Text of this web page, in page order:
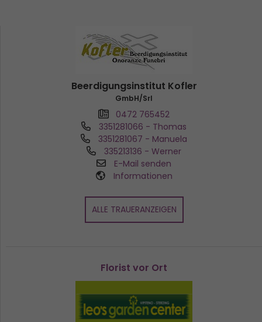
Beerdigungsinstitut Kofler
GmbH/Srl
0472 765452
3351281066 - Thomas
3351281067 - Manuela
335213136 - Werner
E-Mail senden
Informationen
ALLE TRAUERANZEIGEN
Florist vor Ort